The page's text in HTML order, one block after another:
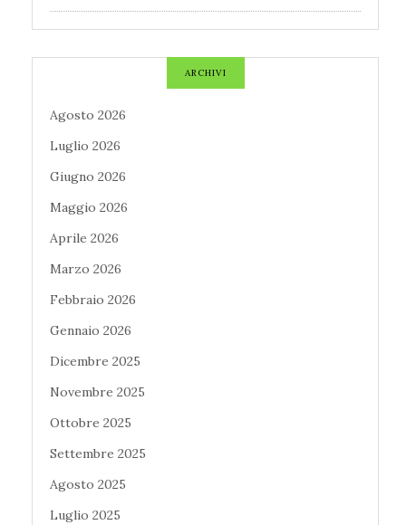
ARCHIVI
Agosto 2026
Luglio 2026
Giugno 2026
Maggio 2026
Aprile 2026
Marzo 2026
Febbraio 2026
Gennaio 2026
Dicembre 2025
Novembre 2025
Ottobre 2025
Settembre 2025
Agosto 2025
Luglio 2025